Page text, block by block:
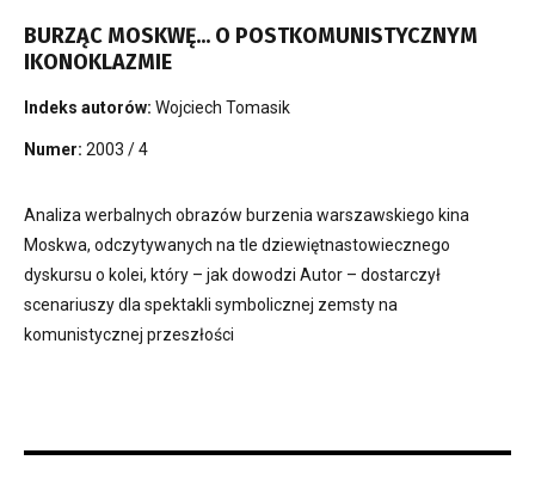
BURZĄC MOSKWĘ... O POSTKOMUNISTYCZNYM
IKONOKLAZMIE
Indeks autorów: Wojciech Tomasik
Numer: 2003 / 4
Analiza werbalnych obrazów burzenia warszawskiego kina
Moskwa, odczytywanych na tle dziewiętnastowiecznego
dyskursu o kolei, który – jak dowodzi Autor – dostarczył
scenariuszy dla spektakli symbolicznej zemsty na
komunistycznej przeszłości